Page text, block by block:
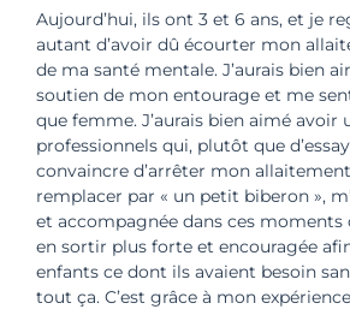
Aujourd’hui, ils ont 3 et 6 ans, et je
autant d’avoir dû écourter mon
de ma santé mentale. J’aurais bien
soutien de mon entourage et me
que femme. J’aurais bien aimé avoir
professionnels qui, plutôt que
convaincre d’arrêter mon
remplacer par « un petit biberon »,
et accompagnée dans ces moments
en sortir plus forte et encouragée
enfants ce dont ils avaient besoin
tout ça. C’est grâce à mon